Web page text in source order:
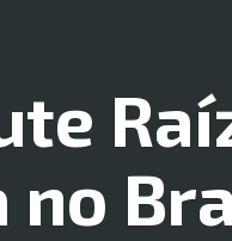
no